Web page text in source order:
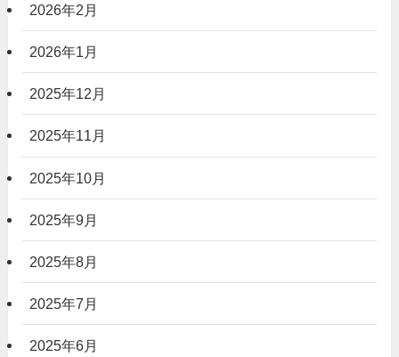
2026年2月
2026年1月
2025年12月
2025年11月
2025年10月
2025年9月
2025年8月
2025年7月
2025年6月